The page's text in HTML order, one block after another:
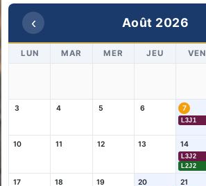
‹ Août 2026
LUN MAR MER JEU VEN
3 4 5 6 7
L3J1
10 11 12 13 14
L3J2
L2J2
17 18 19 20 21